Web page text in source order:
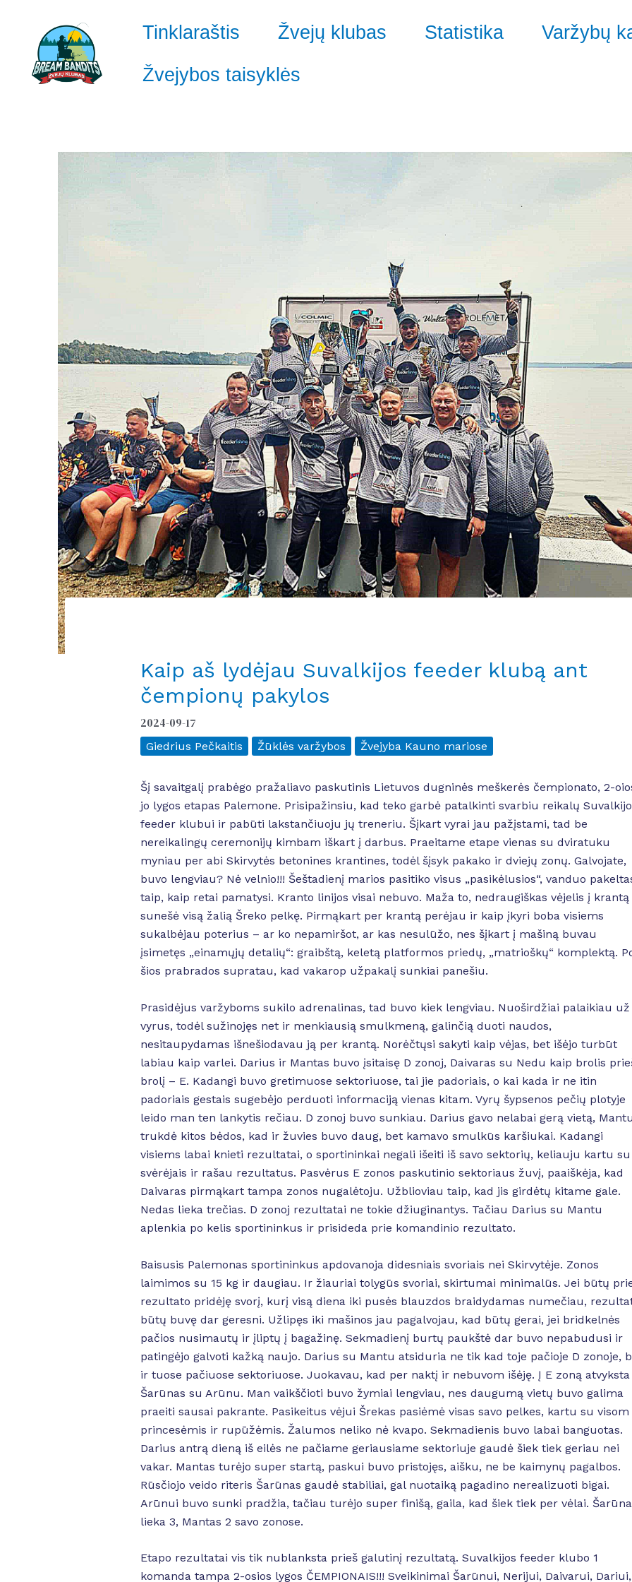
Tinklaraštis Žvejų klubas Statistika
Varžybų
Žvejybos taisyklės
Kaip aš lydėjau Suvalkijos feeder klubą ant
čempionų pakylos
2024-09-17
Giedrius Pečkaitis Žūklės varžybos Žvejyba Kauno mariose
Šį savaitgalį prabėgo pražaliavo paskutinis Lietuvos dugninės meškerės čempionato, 2-
jo lygos etapas Palemone. Prisipažinsiu, kad teko garbė patalkinti svarbiu reikalų
feeder klubui ir pabūti lakstančiuoju jų treneriu. Šįkart vyrai jau pažįstami, tad be
nereikalingų ceremonijų kimbam iškart į darbus. Praeitame etape vienas su dviratuku
myniau per abi Skirvytės betonines krantines, todėl šįsyk pakako ir dviejų zonų. Galvojate,
buvo lengviau? Nė velnio!!! Šeštadienį marios pasitiko visus „pasikėlusios“, vanduo
taip, kaip retai pamatysi. Kranto linijos visai nebuvo. Maža to, nedraugiškas vėjelis į krantą
sunešė visą žalią Šreko pelkę. Pirmąkart per krantą perėjau ir kaip įkyri boba visiems
sukalbėjau poterius – ar ko nepamiršot, ar kas nesulūžo, nes šįkart į mašiną buvau
įsimetęs „einamųjų detalių“: graibštą, keletą platformos priedų, „matrioškų“ komplektą.
šios prabrados supratau, kad vakarop užpakalį sunkiai panešiu.
Prasidėjus varžyboms sukilo adrenalinas, tad buvo kiek lengviau. Nuoširdžiai palaikiau už
vyrus, todėl sužinojęs net ir menkiausią smulkmeną, galinčią duoti naudos,
nesitaupydamas išnešiodavau ją per krantą. Norėčtųsi sakyti kaip vėjas, bet išėjo turbūt
labiau kaip varlei. Darius ir Mantas buvo įsitaisę D zonoj, Daivaras su Nedu kaip brolis
brolį – E. Kadangi buvo gretimuose sektoriuose, tai jie padoriais, o kai kada ir ne itin
padoriais gestais sugebėjo perduoti informaciją vienas kitam. Vyrų šypsenos pečių plotyje
leido man ten lankytis rečiau. D zonoj buvo sunkiau. Darius gavo nelabai gerą vietą,
trukdė kitos bėdos, kad ir žuvies buvo daug, bet kamavo smulkūs karšiukai. Kadangi
visiems labai knieti rezultatai, o sportininkai negali išeiti iš savo sektorių, keliauju kartu su
svėrėjais ir rašau rezultatus. Pasvėrus E zonos paskutinio sektoriaus žuvį, paaiškėja, kad
Daivaras pirmąkart tampa zonos nugalėtoju. Užblioviau taip, kad jis girdėtų kitame gale.
Nedas lieka trečias. D zonoj rezultatai ne tokie džiuginantys. Tačiau Darius su Mantu
aplenkia po kelis sportininkus ir prisideda prie komandinio rezultato.
Baisusis Palemonas sportininkus apdovanoja didesniais svoriais nei Skirvytėje. Zonos
laimimos su 15 kg ir daugiau. Ir žiauriai tolygūs svoriai, skirtumai minimalūs. Jei būtų
rezultato pridėję svorį, kurį visą diena iki pusės blauzdos braidydamas numečiau,
būtų buvę dar geresni. Užlipęs iki mašinos jau pagalvojau, kad būtų gerai, jei bridkelnės
pačios nusimautų ir įliptų į bagažinę. Sekmadienį burtų paukštė dar buvo nepabudusi ir
patingėjo galvoti kažką naujo. Darius su Mantu atsiduria ne tik kad toje pačioje D zonoje,
ir tuose pačiuose sektoriuose. Juokavau, kad per naktį ir nebuvom išėję. Į E zoną atvyksta
Šarūnas su Arūnu. Man vaikščioti buvo žymiai lengviau, nes daugumą vietų buvo galima
praeiti sausai pakrante. Pasikeitus vėjui Šrekas pasiėmė visas savo pelkes, kartu su visom
princesėmis ir rupūžėmis. Žalumos neliko nė kvapo. Sekmadienis buvo labai banguotas.
Darius antrą dieną iš eilės ne pačiame geriausiame sektoriuje gaudė šiek tiek geriau nei
vakar. Mantas turėjo super startą, paskui buvo pristojęs, aišku, ne be kaimynų pagalbos.
Rūsčiojo veido riteris Šarūnas gaudė stabiliai, gal nuotaiką pagadino nerealizuoti bigai.
Arūnui buvo sunki pradžia, tačiau turėjo super finišą, gaila, kad šiek tiek per vėlai.
lieka 3, Mantas 2 savo zonose.
Etapo rezultatai vis tik nublanksta prieš galutinį rezultatą. Suvalkijos feeder klubo 1
komanda tampa 2-osios lygos ČEMPIONAIS!!! Sveikinimai Šarūnui, Nerijui, Daivarui, Dariui,